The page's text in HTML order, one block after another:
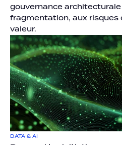
gouvernance architecturale
fragmentation, aux risques
valeur.
DATA & AI